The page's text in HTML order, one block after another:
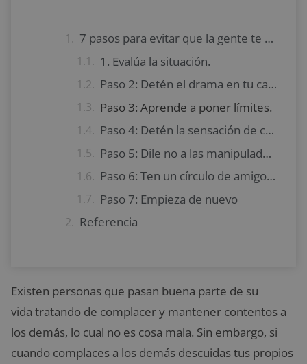
7 pasos para evitar que la gente te manipule
1. Evalúa la situación.
Paso 2: Detén el drama en tu cabeza
Paso 3: Aprende a poner límites.
Paso 4: Detén la sensación de culpa
Paso 5: Dile no a las manipuladores
Paso 6: Ten un círculo de amigos en el cual confiar
Paso 7: Empieza de nuevo
Referencia
Existen personas que pasan buena parte de su
vida tratando de complacer y mantener contentos a
los demás, lo cual no es cosa mala. Sin embargo, si
cuando complaces a los demás descuidas tus propios